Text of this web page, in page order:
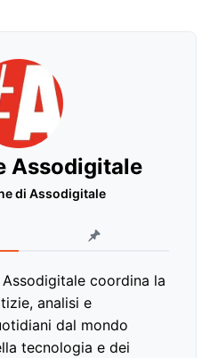
Assodigitale
di Assodigitale
coordina la
analisi e
dal mondo
tecnologia e dei